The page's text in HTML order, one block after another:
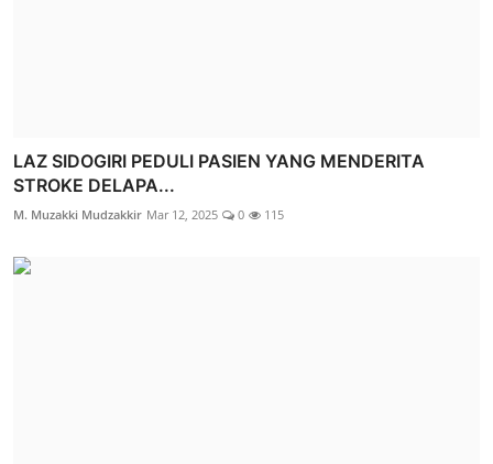
LAZ SIDOGIRI PEDULI PASIEN YANG MENDERITA
STROKE DELAPA...
M. Muzakki Mudzakkir Mar 12, 2025 0 115